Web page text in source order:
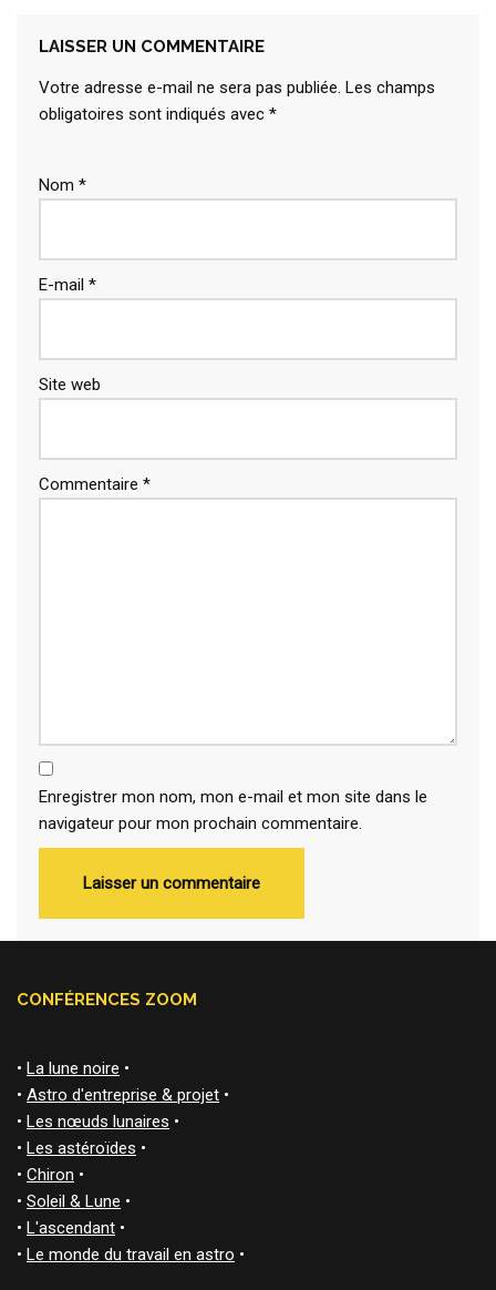
LAISSER UN COMMENTAIRE
Votre adresse e-mail ne sera pas publiée. Les champs
obligatoires sont indiqués avec *
Nom *
E-mail *
Site web
Commentaire *
Enregistrer mon nom, mon e-mail et mon site dans le
navigateur pour mon prochain commentaire.
CONFÉRENCES ZOOM
• La lune noire •
• Astro d'entreprise & projet •
• Les nœuds lunaires •
• Les astéroïdes •
• Chiron •
• Soleil & Lune •
• L'ascendant •
• Le monde du travail en astro •